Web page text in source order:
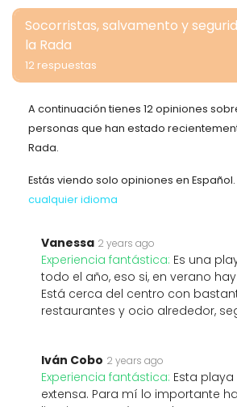
Socorristas, salvamento y
la Rada
12 respuestas
A continuación tienes 12 opiniones
personas que han estado
Rada.
Estás viendo solo opiniones en Español.
cualquier idioma
Vanessa 2 years ago
Experiencia fantástica: Es una
todo el año, eso si, en verano
Está cerca del centro con
restaurantes y ocio alrededor,
Iván Cobo 2 years ago
Experiencia fantástica: Esta
extensa. Para mí lo importante ha